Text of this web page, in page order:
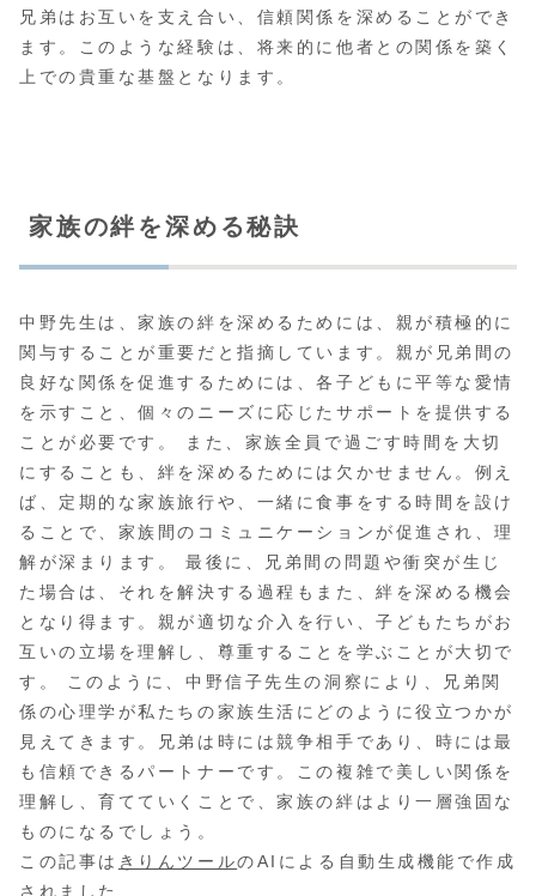
兄弟はお互いを支え合い、信頼関係を深めることができ
ます。このような経験は、将来的に他者との関係を築く
上での貴重な基盤となります。
家族の絆を深める秘訣
中野先生は、家族の絆を深めるためには、親が積極的に
関与することが重要だと指摘しています。親が兄弟間の
良好な関係を促進するためには、各子どもに平等な愛情
を示すこと、個々のニーズに応じたサポートを提供する
ことが必要です。 また、家族全員で過ごす時間を大切
にすることも、絆を深めるためには欠かせません。例え
ば、定期的な家族旅行や、一緒に食事をする時間を設け
ることで、家族間のコミュニケーションが促進され、理
解が深まります。 最後に、兄弟間の問題や衝突が生じ
た場合は、それを解決する過程もまた、絆を深める機会
となり得ます。親が適切な介入を行い、子どもたちがお
互いの立場を理解し、尊重することを学ぶことが大切で
す。 このように、中野信子先生の洞察により、兄弟関
係の心理学が私たちの家族生活にどのように役立つかが
見えてきます。兄弟は時には競争相手であり、時には最
も信頼できるパートナーです。この複雑で美しい関係を
理解し、育てていくことで、家族の絆はより一層強固な
ものになるでしょう。
この記事は きりんツールのAIによる自動生成機能で作成
されました